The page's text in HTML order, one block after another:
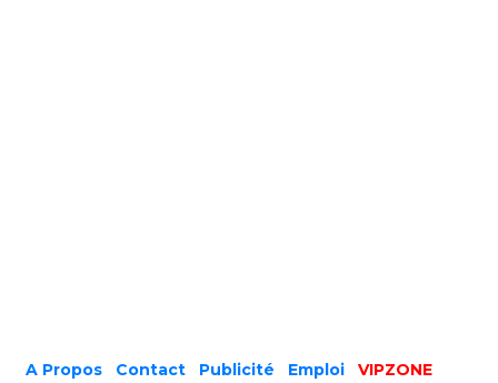
A Propos Contact Publicité Emploi
VIPZONE